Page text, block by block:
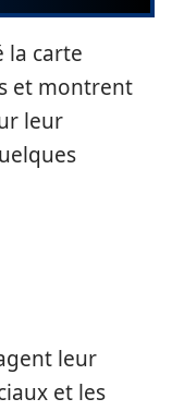
la carte
et montrent
leur
leur
et les